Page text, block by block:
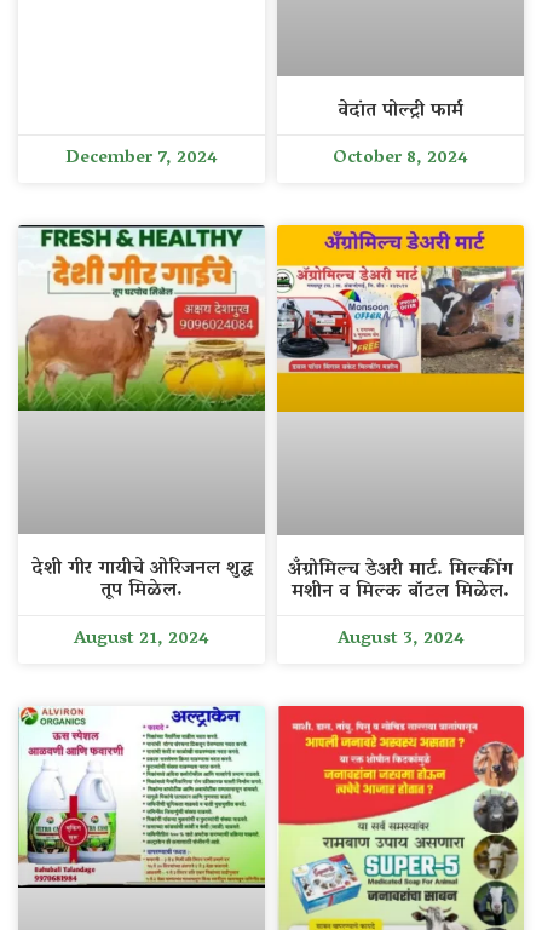
December 7, 2024
वेदांत पोल्ट्री फार्म
October 8, 2024
देशी गीर गायीचे ओरिजनल शुद्ध
तूप मिळेल.
August 21, 2024
अँग्रोमिल्च डेअरी मार्ट. मिल्कींग
मशीन व मिल्क बॉटल मिळेल.
August 3, 2024